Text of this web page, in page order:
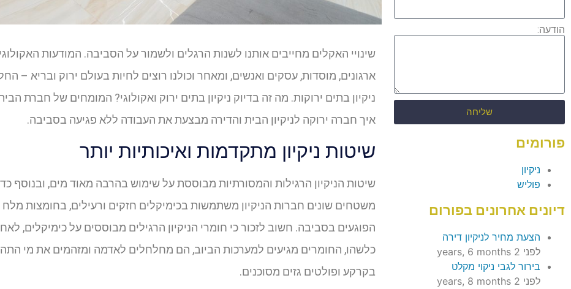
הודעה:
שליחה
פורומים
ניקיון
פוליש
דיונים אחרונים בפורום
הצעת מחיר לניקיון דירה
לפני 2 years, 6 months
בירור לגבי ניקוי מקלט
לפני 2 years, 8 months
שינויי האקלים מחייבים אותנו לשנות הרגלים ולשמור על הסביבה. המודעות
ארגונים, מוסדות, עסקים ואנשים, ומאחר וכולנו רוצים לחיות בעולם ירוק ובריא –
ניקיון בתים ירוקות. מה זה בדיוק ניקיון בתים ירוק ואקולוגי? המומחים של חברת
איך חברה ירוקה לניקיון הבית והדירה מבצעת את העבודה ללא פגיעה בסביבה.
שיטות ניקיון מתקדמות ואיכותיות יותר
שיטות הניקיון הרגילות והמסורתיות מבוססת על שימוש בהרבה מאוד מים, ובנוסף
משטחים שונים חברות הניקיון משתמשות בכימיקלים חזקים ורעילים, בחומצות מלח
הפוגעים בסביבה. חשוב לזכור כי חומרי הניקיון הרגילים מבוססים על כימיקלים,
כלשהו, החומרים מגיעים למערכות הביוב, הם מחלחלים לאדמה ומזהמים את מי
בקרקע ופולטים גזים מסוכנים.